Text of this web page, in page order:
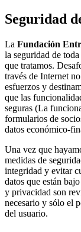
Seguridad
La Fundación
la seguridad de
que tratamos.
través de Internet
esfuerzos y
que las
seguras (La
formularios de
datos económico-
Una vez que
medidas de
integridad y evitar
datos que están
y privacidad son
necesario y sólo el
del usuario.